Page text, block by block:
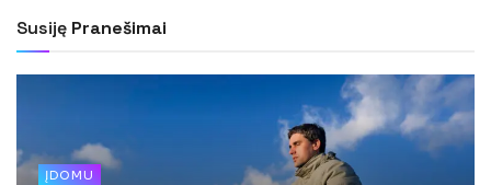
Susiję Pranešimai
ĮDOMU